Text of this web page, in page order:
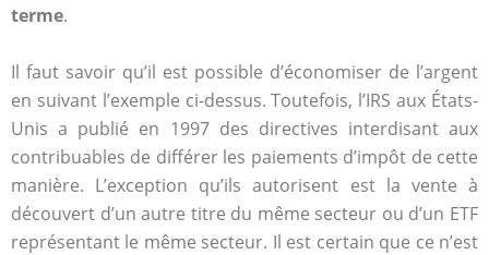
terme.
Il faut savoir qu’il est possible d’économiser de l’argent
en suivant l’exemple ci-dessus. Toutefois, l’IRS aux États-
Unis a publié en 1997 des directives interdisant aux
contribuables de différer les paiements d’impôt de cette
manière. L’exception qu’ils autorisent est la vente à
découvert d’un autre titre du même secteur ou d’un ETF
représentant le même secteur. Il est certain que ce n’est